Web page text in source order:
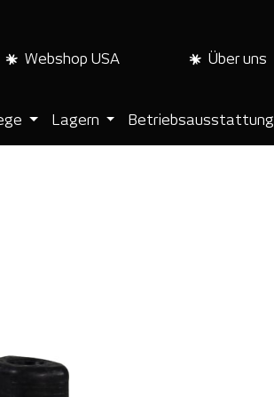
Webshop USA Über uns
Lagern Betriebsausstattung